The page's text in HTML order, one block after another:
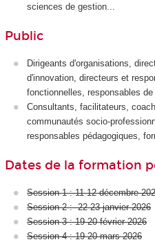
sciences de gestion...
Public
Dirigeants d'organisations,
d'innovation, directeurs et
fonctionnelles, responsables
Consultants, facilitateurs,
communautés socio-
responsables pédagogiques,
Dates de la formation
Session 1 : 11-12 décembre
Session 2 : 22-23 janvier 2026
Session 3 : 19-20 février 2026
Session 4 : 19-20 mars 2026